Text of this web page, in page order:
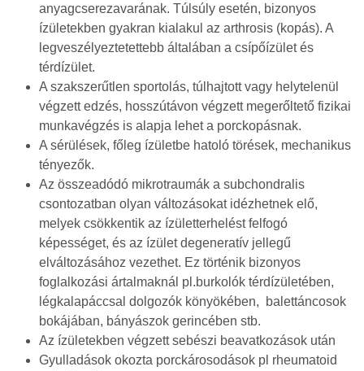
anyagcserezavarának. Túlsúly esetén, bizonyos
ízületekben gyakran kialakul az arthrosis (kopás). A
legveszélyeztetettebb általában a csípőízület és
térdízület.
A szakszerűtlen sportolás, túlhajtott vagy helytelenül
végzett edzés, hosszútávon végzett megerőltető fizikai
munkavégzés is alapja lehet a porckopásnak.
A sérülések, főleg ízületbe hatoló törések, mechanikus
tényezők.
Az összeadódó mikrotraumák a subchondralis
csontozatban olyan változásokat idézhetnek elő,
melyek csökkentik az ízületterhelést felfogó
képességet, és az ízület degeneratív jellegű
elváltozásához vezethet. Ez történik bizonyos
foglalkozási ártalmaknál pl.burkolók térdízületében,
légkalapáccsal dolgozók könyökében, balettáncosok
bokájában, bányászok gerincében stb.
Az ízületekben végzett sebészi beavatkozások után
Gyulladások okozta porckárosodások pl rheumatoid